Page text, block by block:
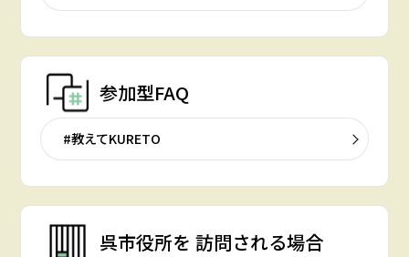
参加型FAQ
#教えてKURETO
呉市役所を 訪問される場合